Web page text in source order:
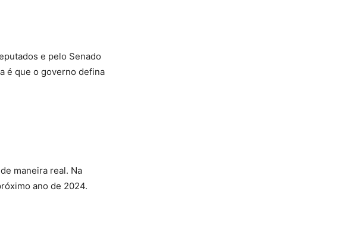
e pelo Senado
é que o governo defina
maneira real. Na
ano de 2024.